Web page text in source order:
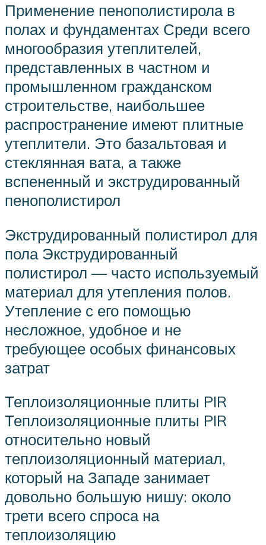
Применение пенополистирола в
полах и фундаментах Среди всего
многообразия утеплителей,
представленных в частном и
промышленном гражданском
строительстве, наибольшее
распространение имеют плитные
утеплители. Это базальтовая и
стеклянная вата, а также
вспененный и экструдированный
пенополистирол
Экструдированный полистирол для
пола Экструдированный
полистирол — часто используемый
материал для утепления полов.
Утепление с его помощью
несложное, удобное и не
требующее особых финансовых
затрат
Теплоизоляционные плиты PIR
Теплоизоляционные плиты PIR
относительно новый
теплоизоляционный материал,
который на Западе занимает
довольно большую нишу: около
трети всего спроса на
теплоизоляцию